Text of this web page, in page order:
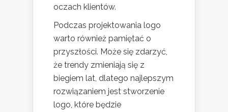
oczach klientów.
Podczas projektowania logo
warto również pamiętać o
przyszłości. Może się zdarzyć,
że trendy zmieniają się z
biegiem lat, dlatego najlepszym
rozwiązaniem jest stworzenie
logo, które będzie